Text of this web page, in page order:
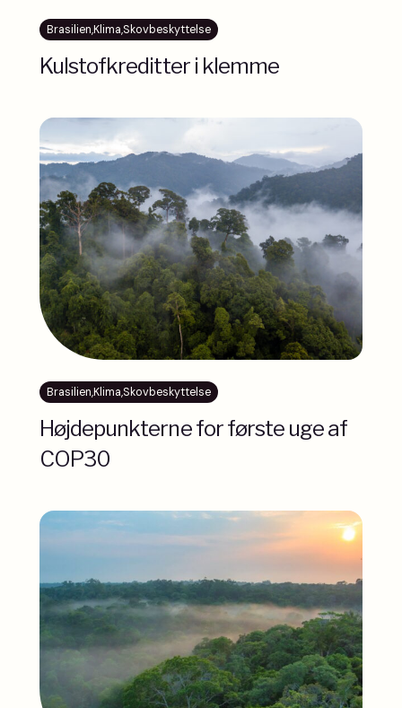
Brasilien,Klima,Skovbeskyttelse
Kulstofkreditter i klemme
Brasilien,Klima,Skovbeskyttelse
Højdepunkterne for første uge af
COP30